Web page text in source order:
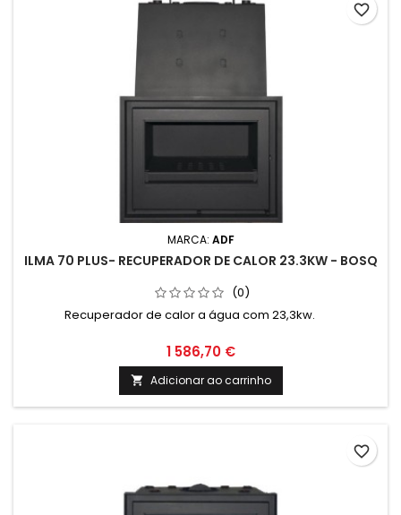
MARCA: ADF
ILMA 70 PLUS- RECUPERADOR DE CALOR 23.3KW - BOSQ
(0)
Recuperador de calor a água com 23,3kw.
1 586,70 €
 Adicionar ao carrinho
favorite_border
favorite_border